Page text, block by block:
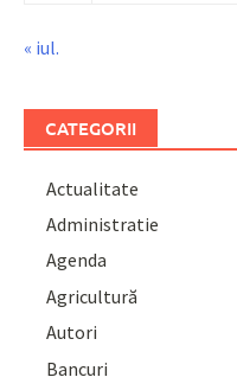
« iul.
CATEGORII
Actualitate
Administratie
Agenda
Agricultură
Autori
Bancuri